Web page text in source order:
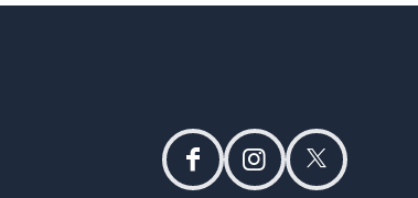
facebookinstagramtwitter